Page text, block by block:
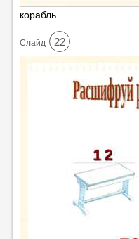
корабль
Cлайд 22